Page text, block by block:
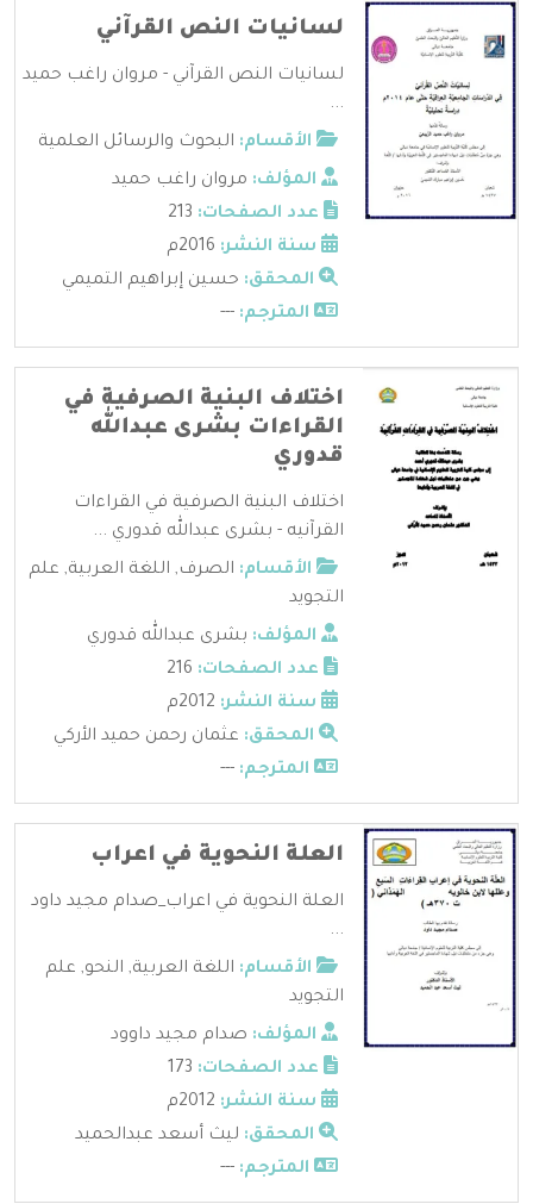
لسانيات النص القرآني
لسانيات النص القرآني - مروان راغب حميد
...
الأقسام: البحوث والرسائل العلمية
المؤلف: مروان راغب حميد
عدد الصفحات:
سنة النشر:
المحقق: حسين إبراهيم التميمي
المترجم: ---
اختلاف البنية الصرفية في
القراءات بشرى عبدالله
قدوري
اختلاف البنية الصرفية في القراءات
القرآنيه - بشرى عبدالله قدوري ...
الأقسام: الصرف, اللغة العربية, علم
التجويد
المؤلف: بشرى عبدالله قدوري
عدد الصفحات:
سنة النشر:
المحقق: عثمان رحمن حميد الأركي
المترجم: ---
العلة النحوية في اعراب
العلة النحوية في اعراب_صدام مجيد داود
...
الأقسام: اللغة العربية, النحو, علم
التجويد
المؤلف: صدام مجيد داوود
عدد الصفحات:
سنة النشر:
المحقق: ليث أسعد عبدالحميد
المترجم: ---